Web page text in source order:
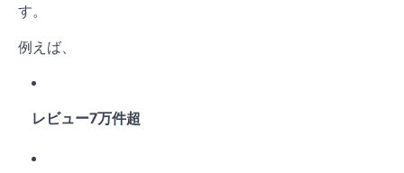
す。
例えば、
レビュー7万件超